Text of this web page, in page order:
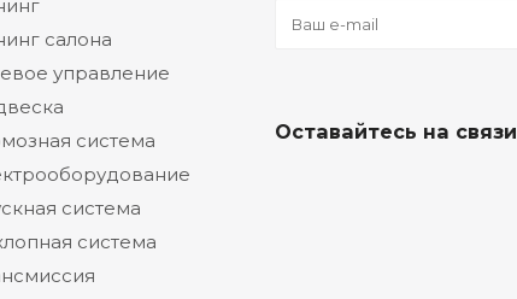
салона
управление
система
система
система
Оставайтесь на связи